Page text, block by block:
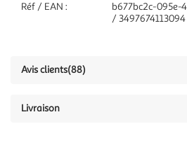
Réf / EAN :
b677bc2c-095e-
/ 3497674113094
Avis clients(88)
Livraison